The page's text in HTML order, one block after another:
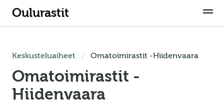
Oulurastit
Keskusteluaiheet Omatoimirastit -Hiidenvaara
Omatoimirastit -
Hiidenvaara